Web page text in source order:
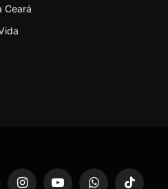
Ceará